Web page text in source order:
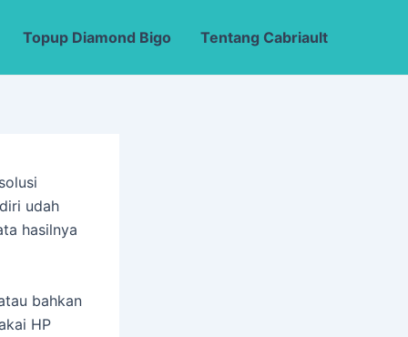
Topup Diamond Bigo Tentang Cabriault
udah
hasilnya
bahkan
HP